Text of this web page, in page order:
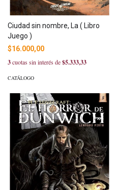
Ciudad sin nombre, La ( Libro
Juego )
$16.000,00
3cuotas sin interés de$5.333,33
CATÁLOGO